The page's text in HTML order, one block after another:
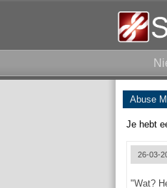
Abuse
Je hebt
26-03-
"Wat?